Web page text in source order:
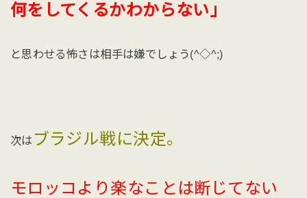
何をしてくるかわからない」
と思わせる怖さは相手は嫌でしょう(^◇^;)
次は ブラジル戦に決定。
モロッコより楽なことは断じてない